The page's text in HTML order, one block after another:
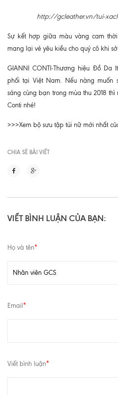
http://gcleather.vn/tui-
Sự kết hợp giữa màu vàng cam
mang lại vẻ yêu kiều cho quý cô khi sở
GIANNI CONTI-Thương hiệu Đồ Da
phối tại Việt Nam. Nếu nàng muốn
sáng cùng bạn trong mùa thu 2018
Conti nhé!
>>>Xem bộ sưu tập túi nữ mới nhất
CHIA SẼ BÀI VIẾT
VIẾT BÌNH LUẬN CỦA BẠN:
Họ và tên*
Email *
Viết bình luận*